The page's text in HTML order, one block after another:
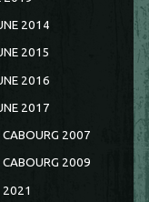
2014
2015
2016
2017
CABOURG 2007
CABOURG 2009
2021